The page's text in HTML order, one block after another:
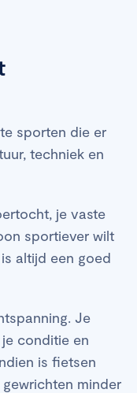
sporten die er
techniek en
je vaste
sportiever wilt
altijd een goed
Je
conditie en
is fietsen
minder